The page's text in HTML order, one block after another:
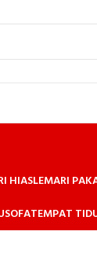
HIASLEMARI
SOFATEMPAT